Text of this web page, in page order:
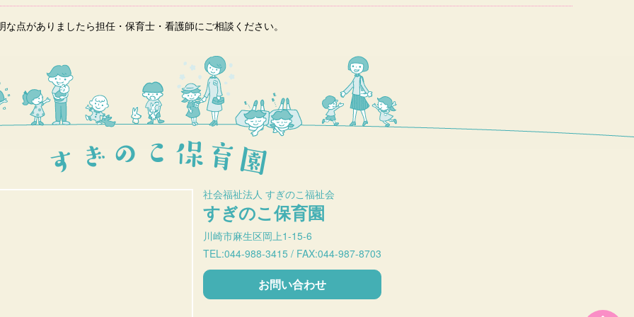
な点がありましたら担任・保育士・看護師にご相談ください。
社会福祉法人 すぎのこ福祉会
すぎのこ保育園
川崎市麻生区岡上1-15-6
TEL:044-988-3415 / FAX:044-987-8703
お問い合わせ